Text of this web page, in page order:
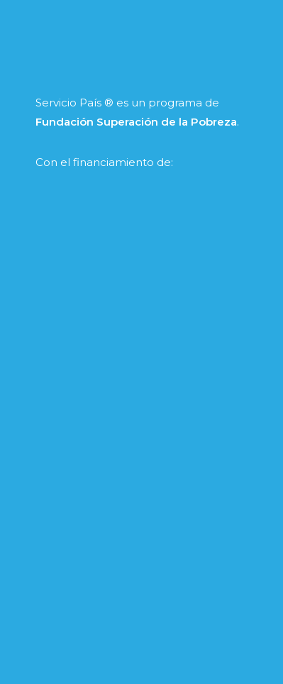
Servicio País ® es un programa de
Fundación Superación de la Pobreza.
Con el financiamiento de: